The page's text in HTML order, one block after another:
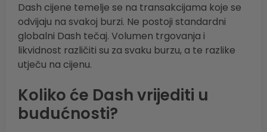
Dash cijene temelje se na transakcijama koje se
odvijaju na svakoj burzi. Ne postoji standardni
globalni Dash tečaj. Volumen trgovanja i
likvidnost različiti su za svaku burzu, a te razlike
utječu na cijenu.
Koliko će Dash vrijediti u
budućnosti?